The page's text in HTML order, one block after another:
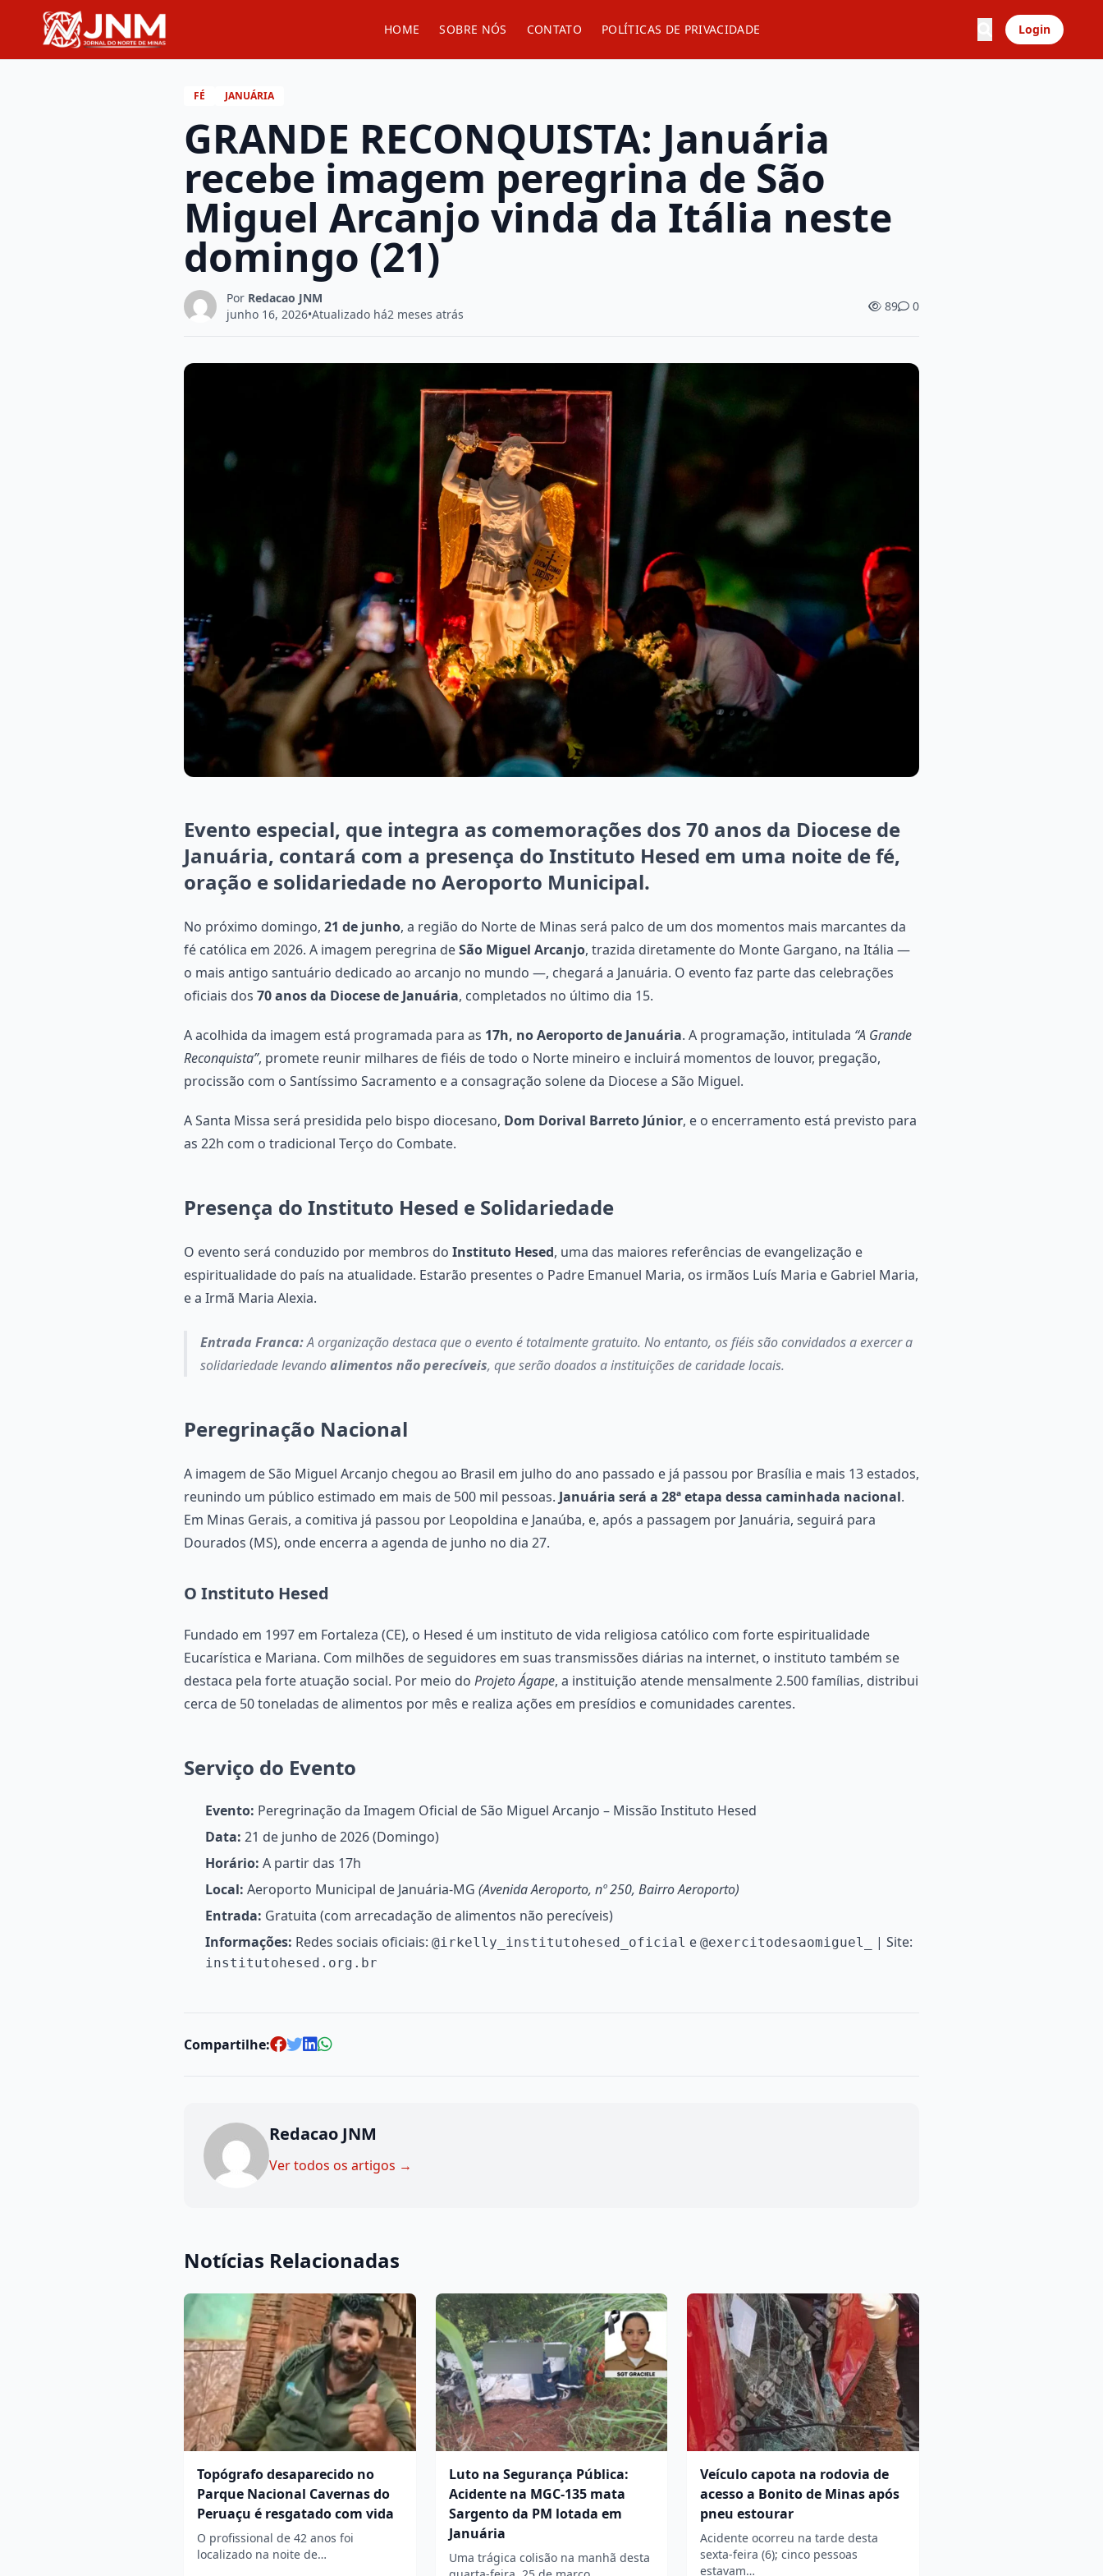
HOME SOBRE NÓS CONTATO POLÍTICAS DE PRIVACIDADE Login
FÉ JANUÁRIA
GRANDE RECONQUISTA: Januária
recebe imagem peregrina de São
Miguel Arcanjo vinda da Itália neste
domingo (21)
Por Redacao JNM
junho 16, 2026•Atualizado há2 meses atrás
89 0
Evento especial, que integra as comemorações dos 70 anos da Diocese de
Januária, contará com a presença do Instituto Hesed em uma noite de fé,
oração e solidariedade no Aeroporto Municipal.
No próximo domingo, 21 de junho, a região do Norte de Minas será palco de um dos momentos mais marcantes da
fé católica em 2026. A imagem peregrina deSão Miguel Arcanjo, trazida diretamente do Monte Gargano, na Itália —
o mais antigo santuário dedicado ao arcanjo no mundo —, chegará a Januária. O evento faz parte das celebrações
oficiais dos 70 anos da Diocese de Januária, completados no último dia 15.
A acolhida da imagem está programada para as 17h, no Aeroporto de Januária. A programação, intitulada “A Grande
Reconquista”, promete reunir milhares de fiéis de todo o Norte mineiro e incluirá momentos de louvor, pregação,
procissão com o Santíssimo Sacramento e a consagração solene da Diocese a São Miguel.
A Santa Missa será presidida pelo bispo diocesano, Dom Dorival Barreto Júnior, e o encerramento está previsto para
as 22h com o tradicional Terço do Combate.
Presença do Instituto Hesed e Solidariedade
O evento será conduzido por membros do Instituto Hesed, uma das maiores referências de evangelização e
espiritualidade do país na atualidade. Estarão presentes o Padre Emanuel Maria, os irmãos Luís Maria e Gabriel Maria,
e a Irmã Maria Alexia.
Entrada Franca:A organização destaca que o evento é totalmente gratuito. No entanto, os fiéis são convidados a exercer a
solidariedade levandoalimentos não perecíveis, que serão doados a instituições de caridade locais.
Peregrinação Nacional
A imagem de São Miguel Arcanjo chegou ao Brasil em julho do ano passado e já passou por Brasília e mais 13 estados,
reunindo um público estimado em mais de 500 mil pessoas. Januária será a 28ª etapa dessa caminhada nacional.
Em Minas Gerais, a comitiva já passou por Leopoldina e Janaúba, e, após a passagem por Januária, seguirá para
Dourados (MS), onde encerra a agenda de junho no dia 27.
O Instituto Hesed
Fundado em 1997 em Fortaleza (CE), o Hesed é um instituto de vida religiosa católico com forte espiritualidade
Eucarística e Mariana. Com milhões de seguidores em suas transmissões diárias na internet, o instituto também se
destaca pela forte atuação social. Por meio do Projeto Ágape, a instituição atende mensalmente 2.500 famílias, distribui
cerca de 50 toneladas de alimentos por mês e realiza ações em presídios e comunidades carentes.
Serviço do Evento
Evento: Peregrinação da Imagem Oficial de São Miguel Arcanjo – Missão Instituto Hesed
Data: 21 de junho de 2026 (Domingo)
Horário: A partir das 17h
Local: Aeroporto Municipal de Januária-MG (Avenida Aeroporto, nº 250, Bairro Aeroporto)
Entrada: Gratuita (com arrecadação de alimentos não perecíveis)
Informações: Redes sociais oficiais: @irkelly_institutohesed_oficial e @exercitodesaomiguel_ | Site:
institutohesed.org.br
Compartilhe:
Redacao JNM
Ver todos os artigos →
Notícias Relacionadas
Topógrafo desaparecido no
Parque Nacional Cavernas do
Peruaçu é resgatado com vida
O profissional de 42 anos foi
localizado na noite de…
Luto na Segurança Pública:
Acidente na MGC-135 mata
Sargento da PM lotada em
Januária
Uma trágica colisão na manhã desta
Veículo capota na rodovia de
acesso a Bonito de Minas após
pneu estourar
Acidente ocorreu na tarde desta
sexta-feira (6); cinco pessoas
estavam…